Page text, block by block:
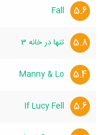
5.6
Fall
5.8 تنها در خانه 3
5.4
Manny & Lo
5.6
If Lucy Fell